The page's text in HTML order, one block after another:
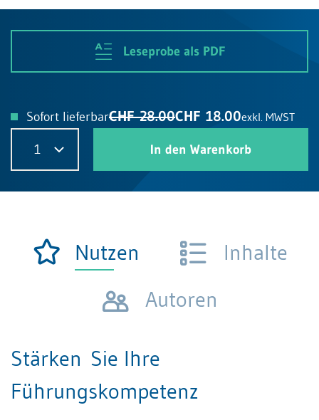
Leseprobe als PDF
Sofort lieferbarCHF 28.00CHF 18.00exkl. MWST
1 In den Warenkorb
Nutzen
Inhalte
Autoren
Stärken Sie Ihre
Führungskompetenz